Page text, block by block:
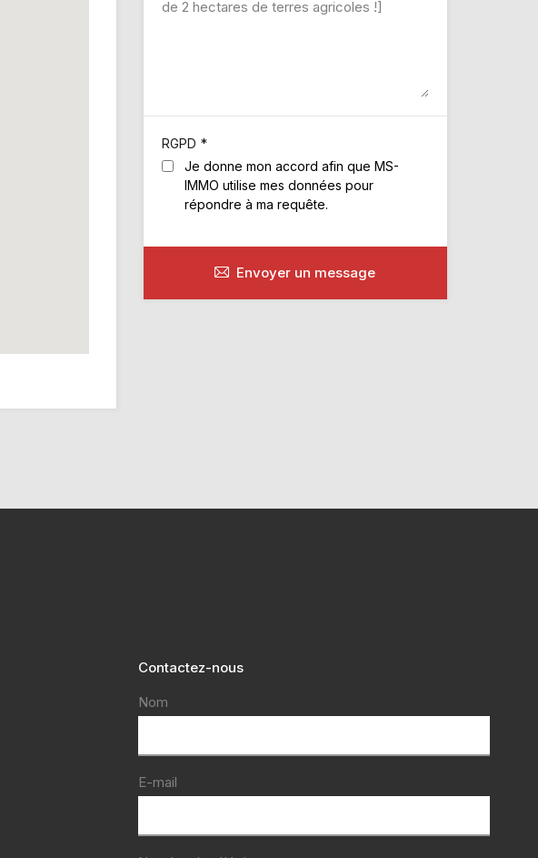
RGPD *
Je donne mon accord afin que MS-
IMMO utilise mes données pour
répondre à ma requête.
Envoyer un message
Contactez-nous
Nom
E-mail